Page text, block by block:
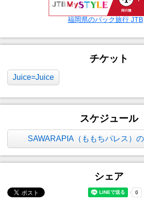
福岡県のパック旅行 JTB
チケット
Juice=Juice
スケジュール
SAWARAPIA（ももちパレス）
シェア